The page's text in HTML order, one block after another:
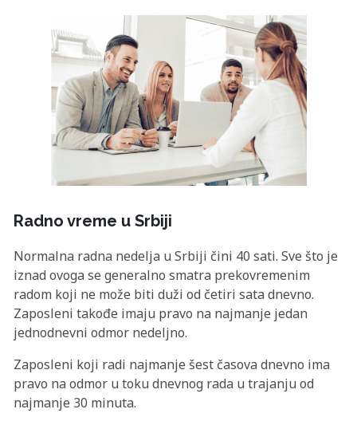
Radno vreme u Srbiji
Normalna radna nedelja u Srbiji čini 40 sati. Sve što je
iznad ovoga se generalno smatra prekovremenim
radom koji ne može biti duži od četiri sata dnevno.
Zaposleni takođe imaju pravo na najmanje jedan
jednodnevni odmor nedeljno.
Zaposleni koji radi najmanje šest časova dnevno ima
pravo na odmor u toku dnevnog rada u trajanju od
najmanje 30 minuta.